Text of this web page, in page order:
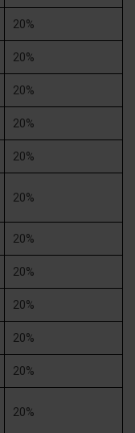
20%
20%
20%
20%
20%
20%
20%
20%
20%
20%
20%
20%